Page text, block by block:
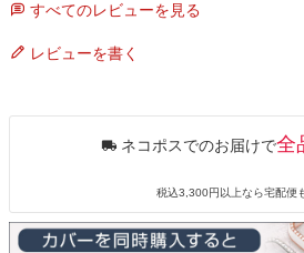
すべてのレビューを見る
レビューを書く
ネコポスでのお届けで全
税込3,300円以上なら宅配便